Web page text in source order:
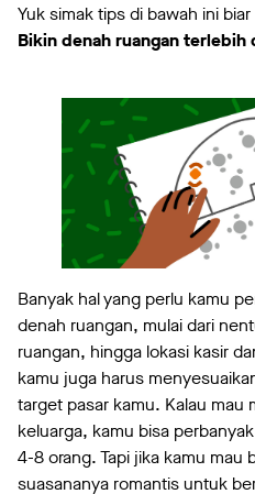
Yuk simak tips di bawah ini
Bikin denah ruangan terlebih
Banyak hal yang perlu kamu
denah ruangan, mulai dari
ruangan, hingga lokasi kasir
kamu juga harus
target pasar kamu. Kalau mau
keluarga, kamu bisa
4-8 orang. Tapi jika kamu mau
suasananya romantis untuk